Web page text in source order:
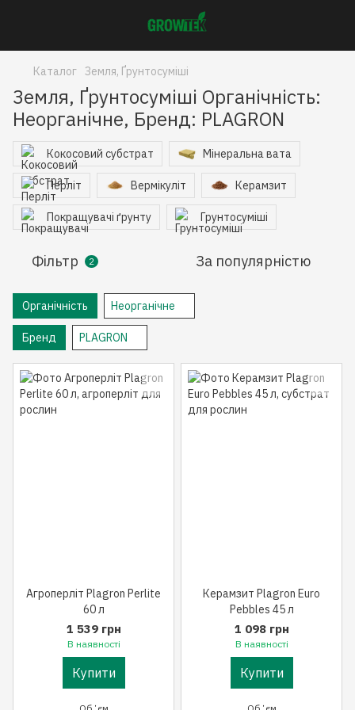
Каталог Земля, Ґрунтосуміші
Земля, Ґрунтосуміші Органічність:
Неорганічне, Бренд: PLAGRON
Кокосовий субстрат Мінеральна вата
Перліт Вермікуліт Керамзит
Покращувачі ґрунту Грунтосуміші
Фільтр 2 За популярністю
Органічність Неорганічне
Бренд PLAGRON
Агроперліт Plagron Perlite
60 л
1 539 грн
В наявності
Купити
Керамзит Plagron Euro
Pebbles 45 л
1 098 грн
В наявності
Купити